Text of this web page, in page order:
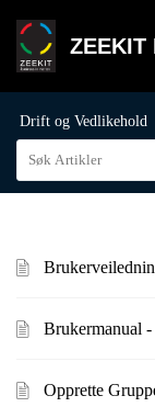
ZEEKIT
Drift og Vedlikehold
Brukermanual
Opprette